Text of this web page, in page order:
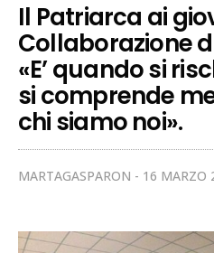
Il Patriarca ai
Collaborazione
«E’ quando si
si comprende
chi siamo noi».
MARTAGASPARON 16 MARZO